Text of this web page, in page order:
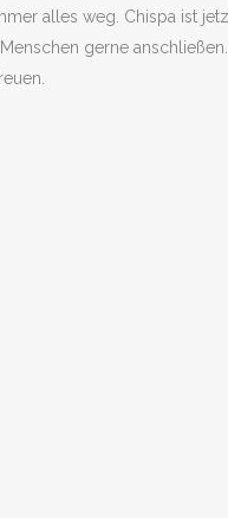
alles weg. Chispa ist
gerne